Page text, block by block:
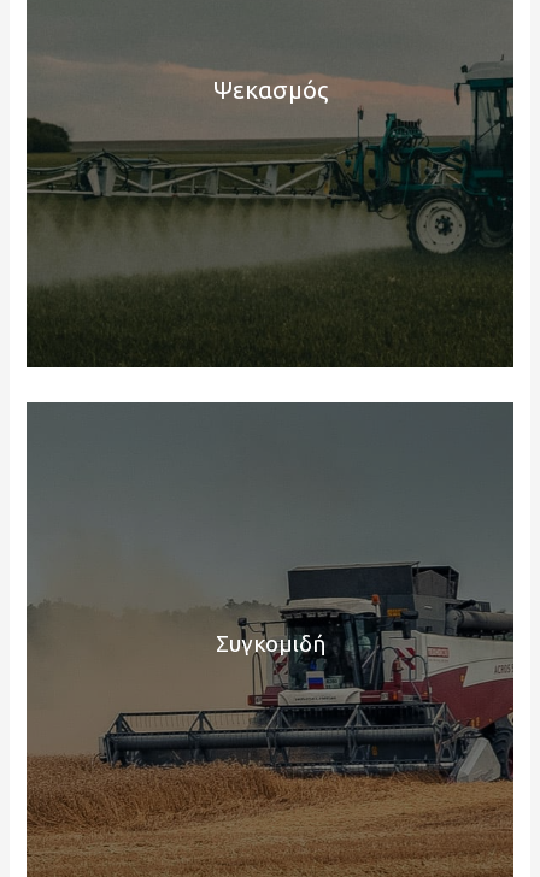
Ψεκασμός
Συγκομιδή